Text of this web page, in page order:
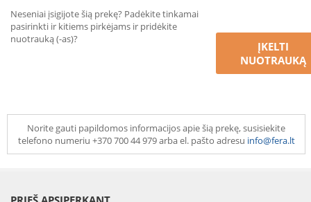
Neseniai įsigijote šią prekę? Padėkite tinkamai
pasirinkti ir kitiems pirkėjams ir pridėkite
nuotrauką (-as)?
ĮKELTI
NUOTRAUKĄ
Norite gauti papildomos informacijos apie šią prekę, susisiekite
telefono numeriu +370 700 44 979 arba el. pašto adresu info@fera.lt